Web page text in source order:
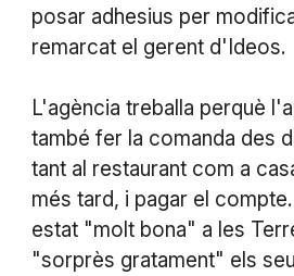
posar adhesius per
remarcat el gerent d'Ideos.
L'agència treballa perquè
també fer la comanda des
tant al restaurant com a
més tard, i pagar el
estat "molt bona" a les
"sorprès gratament" els